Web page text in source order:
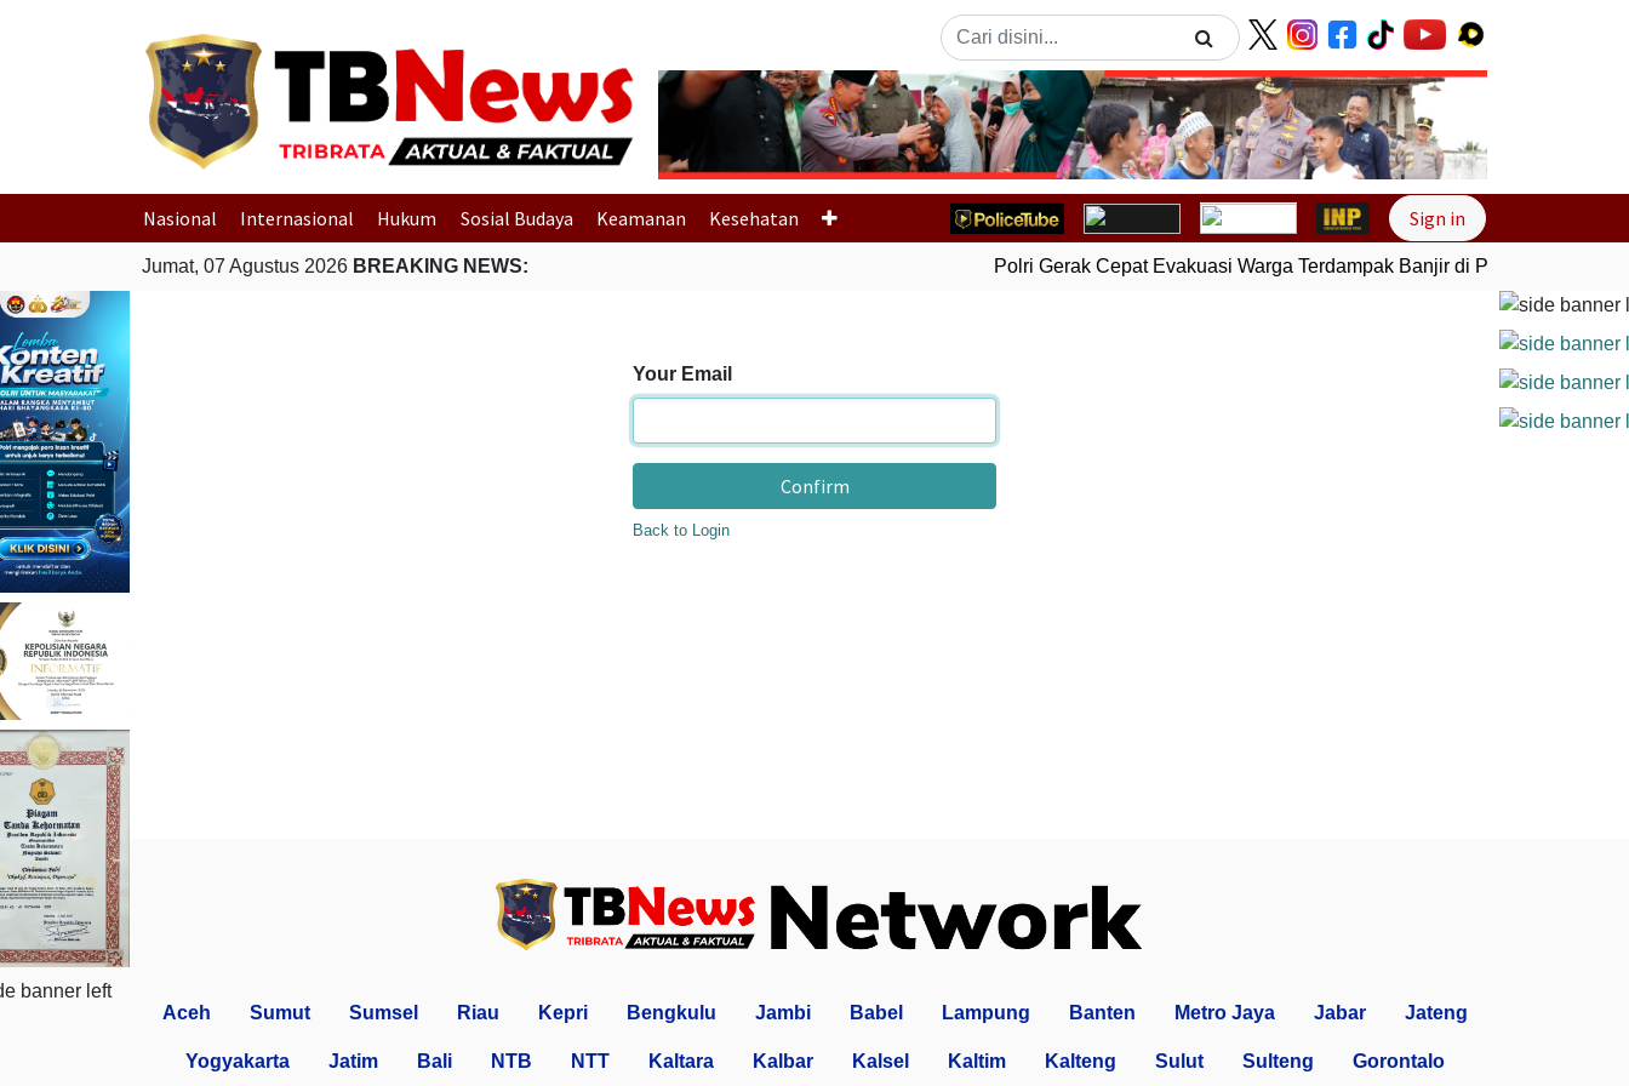
Previous Next
Nasional Internasional Hukum Sosial Budaya Keamanan Kesehatan Sign in
Jumat, 07 Agustus 2026 BREAKING NEWS: Polri Gerak Cepat Evakuasi Warga Terdampak Banjir di Padang
Your Email
Confirm
Back to Login
Aceh Sumut Sumsel Riau Kepri Bengkulu Jambi Babel Lampung Banten Metro Jaya Jabar Jateng
Yogyakarta Jatim Bali NTB NTT Kaltara Kalbar Kalsel Kaltim Kalteng Sulut Sulteng Gorontalo